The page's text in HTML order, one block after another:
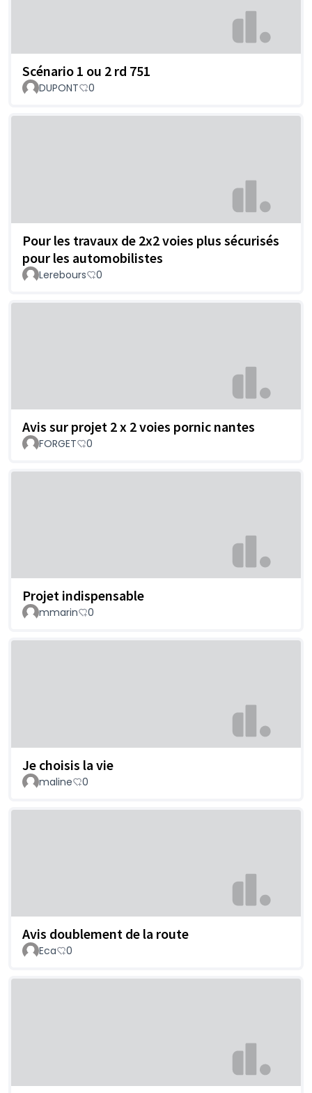
Scénario 1 ou 2 rd 751
DUPONT 0
Pour les travaux de 2x2 voies plus sécurisés
pour les automobilistes
Lerebours 0
Avis sur projet 2 x 2 voies pornic nantes
FORGET 0
Projet indispensable
mmarin 0
Je choisis la vie
maline 0
Avis doublement de la route
Eca 0